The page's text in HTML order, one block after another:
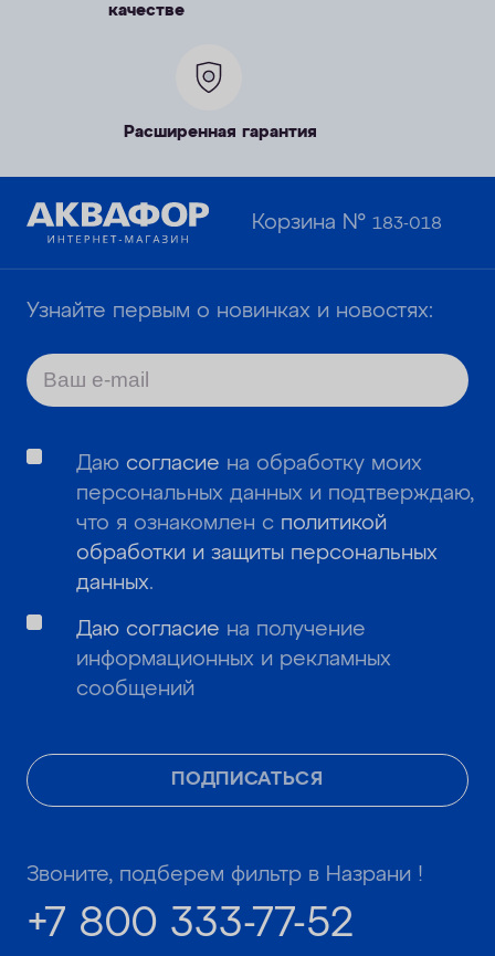
качестве
Расширенная гарантия
Корзина №183-018
Узнайте первым о новинках и новостях:
ПОДПИСАТЬСЯ
Даю согласие на обработку моих
персональных данных и подтверждаю,
что я ознакомлен с политикой
обработки и защиты персональных
данных.
Даю согласие на получение
информационных и рекламных
сообщений
Звоните, подберем фильтр в Назрани !
+7 800 333-77-52